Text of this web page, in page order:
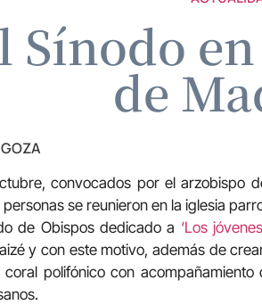
Sínodo
de
convocados por el arzobispo
personas se reunieron en la iglesia
de Obispos dedicado a ‘Los
y con este motivo, además de
polifónico con